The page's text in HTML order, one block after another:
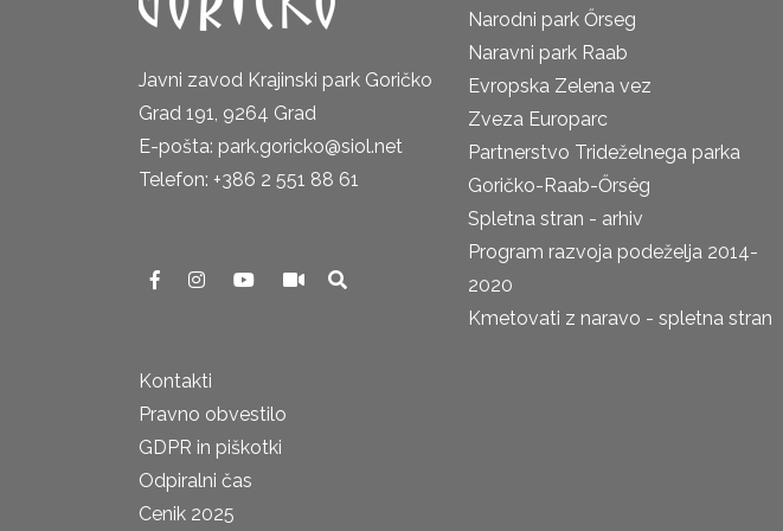
Javni zavod Krajinski park Goričko
Grad 191, 9264 Grad
E-pošta: park.goricko@siol.net
Telefon: +386 2 551 88 61
Kontakti
Pravno obvestilo
GDPR in piškotki
Odpiralni čas
Cenik 2025
Narodni park Őrseg
Naravni park Raab
Evropska Zelena vez
Zveza Europarc
Partnerstvo Trideželnega parka
Goričko-Raab-Őrség
Spletna stran - arhiv
Program razvoja podeželja 2014-
2020
Kmetovati z naravo - spletna stran